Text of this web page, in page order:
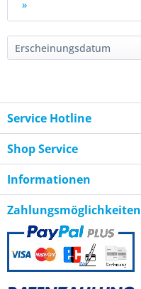
»
Service Hotline
Shop Service
Informationen
Zahlungsmöglichkeiten